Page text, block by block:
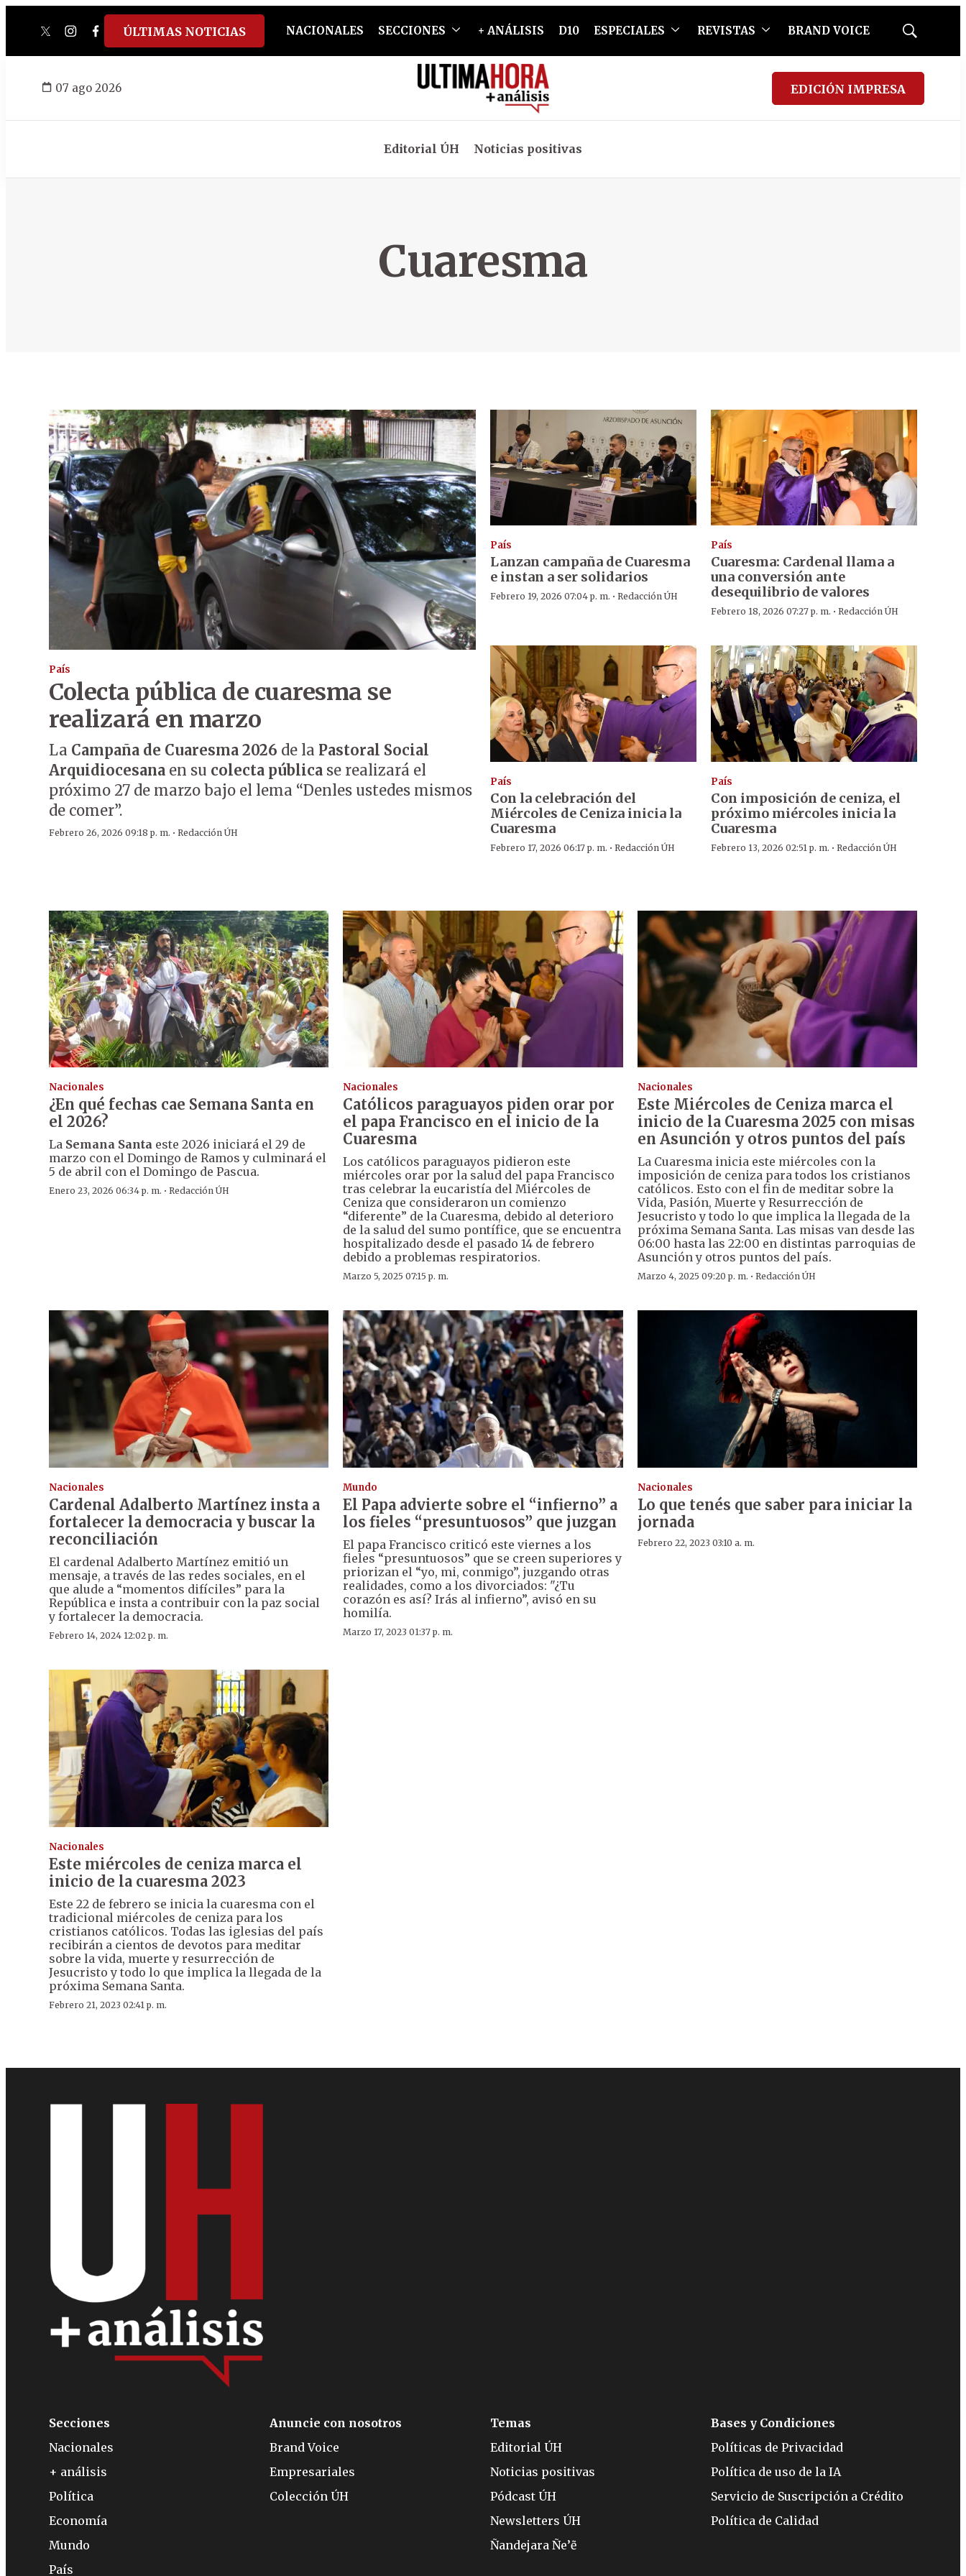
twitterinstagram
facebook
tiktokyoutube
spotify
ÚLTIMAS NOTICIAS NACIONALES SECCIONES + ANÁLISIS D10 ESPECIALES REVISTAS BRAND VOICE
Mostrar
07 ago 2026 EDICIÓN IMPRESA
Editorial ÚH Noticias positivas
Cuaresma
País
Colecta pública de cuaresma se
realizará en marzo
La Campaña de Cuaresma 2026 de la Pastoral Social
Arquidiocesana en su colecta pública se realizará el
próximo 27 de marzo bajo el lema “Denles ustedes mismos
de comer”.
Febrero 26, 2026 09:18 p. m. · Redacción ÚH
País
Lanzan campaña de Cuaresma
e instan a ser solidarios
Febrero 19, 2026 07:04 p. m. · Redacción ÚH
País
Cuaresma: Cardenal llama a
una conversión ante
desequilibrio de valores
Febrero 18, 2026 07:27 p. m. · Redacción ÚH
País
Con la celebración del
Miércoles de Ceniza inicia la
Cuaresma
Febrero 17, 2026 06:17 p. m. · Redacción ÚH
País
Con imposición de ceniza, el
próximo miércoles inicia la
Cuaresma
Febrero 13, 2026 02:51 p. m. · Redacción ÚH
Nacionales
¿En qué fechas cae Semana Santa en
el 2026?
La Semana Santa este 2026 iniciará el 29 de
marzo con el Domingo de Ramos y culminará el
5 de abril con el Domingo de Pascua.
Enero 23, 2026 06:34 p. m. · Redacción ÚH
Nacionales
Católicos paraguayos piden orar por
el papa Francisco en el inicio de la
Cuaresma
Los católicos paraguayos pidieron este
miércoles orar por la salud del papa Francisco
tras celebrar la eucaristía del Miércoles de
Ceniza que consideraron un comienzo
“diferente” de la Cuaresma, debido al deterioro
de la salud del sumo pontífice, que se encuentra
hospitalizado desde el pasado 14 de febrero
debido a problemas respiratorios.
Marzo 5, 2025 07:15 p. m.
Nacionales
Este Miércoles de Ceniza marca el
inicio de la Cuaresma 2025 con misas
en Asunción y otros puntos del país
La Cuaresma inicia este miércoles con la
imposición de ceniza para todos los cristianos
católicos. Esto con el fin de meditar sobre la
Vida, Pasión, Muerte y Resurrección de
Jesucristo y todo lo que implica la llegada de la
próxima Semana Santa. Las misas van desde las
06:00 hasta las 22:00 en distintas parroquias de
Asunción y otros puntos del país.
Marzo 4, 2025 09:20 p. m. · Redacción ÚH
Nacionales
Cardenal Adalberto Martínez insta a
fortalecer la democracia y buscar la
reconciliación
El cardenal Adalberto Martínez emitió un
mensaje, a través de las redes sociales, en el
que alude a “momentos difíciles” para la
República e insta a contribuir con la paz social
y fortalecer la democracia.
Febrero 14, 2024 12:02 p. m.
Mundo
El Papa advierte sobre el “infierno” a
los fieles “presuntuosos” que juzgan
El papa Francisco criticó este viernes a los
fieles “presuntuosos” que se creen superiores y
priorizan el “yo, mi, conmigo”, juzgando otras
realidades, como a los divorciados: "¿Tu
corazón es así? Irás al infierno”, avisó en su
homilía.
Marzo 17, 2023 01:37 p. m.
Nacionales
Lo que tenés que saber para iniciar la
jornada
Febrero 22, 2023 03:10 a. m.
Nacionales
Este miércoles de ceniza marca el
inicio de la cuaresma 2023
Este 22 de febrero se inicia la cuaresma con el
tradicional miércoles de ceniza para los
cristianos católicos. Todas las iglesias del país
recibirán a cientos de devotos para meditar
sobre la vida, muerte y resurrección de
Jesucristo y todo lo que implica la llegada de la
próxima Semana Santa.
Febrero 21, 2023 02:41 p. m.
Secciones
Nacionales
+ análisis
Política
Economía
Mundo
País
Anuncie con nosotros
Brand Voice
Empresariales
Colección ÚH
Temas
Editorial ÚH
Noticias positivas
Pódcast ÚH
Newsletters ÚH
Ñandejara Ñe’ẽ
Bases y Condiciones
Políticas de Privacidad
Política de uso de la IA
Servicio de Suscripción a Crédito
Política de Calidad